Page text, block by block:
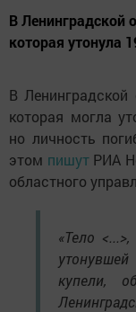
В Ленинградской
которая утонула
В
которая могла
но личность
этом пишутРИА
областного
«Тело
купели,